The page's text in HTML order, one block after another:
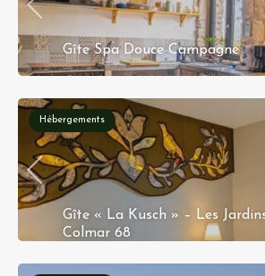
Gîte Spa Douce Campagne
1569 route des Vignes Lieu-dit Biarette, 24440
Hébergements
Gîte « La Kusch » – Les
Colmar 68